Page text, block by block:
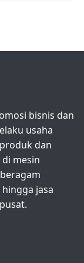
bisnis dan
usaha
dan
mesin
jasa